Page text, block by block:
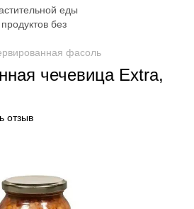
фасоль
чечевица Extra,
отзыв